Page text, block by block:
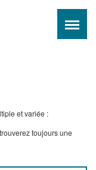
et variée :
toujours une